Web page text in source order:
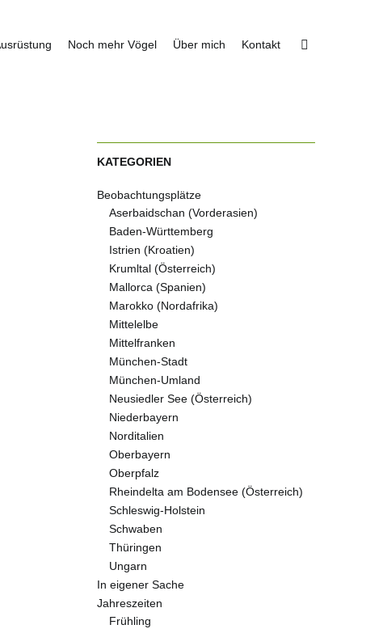
Noch mehr Vögel Über mich Kontakt
KATEGORIEN
Beobachtungsplätze
Aserbaidschan (Vorderasien)
Baden-Württemberg
Istrien (Kroatien)
Krumltal (Österreich)
Mallorca (Spanien)
Marokko (Nordafrika)
Mittelelbe
Mittelfranken
München-Stadt
München-Umland
Neusiedler See (Österreich)
Niederbayern
Norditalien
Oberbayern
Oberpfalz
Rheindelta am Bodensee (Österreich)
Schleswig-Holstein
Schwaben
Thüringen
Ungarn
In eigener Sache
Jahreszeiten
Frühling